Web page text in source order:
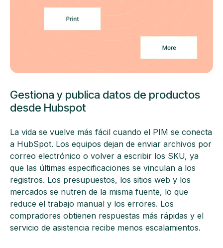
Gestiona y publica datos de productos
desde Hubspot
La vida se vuelve más fácil cuando el PIM se conecta
a HubSpot. Los equipos dejan de enviar archivos por
correo electrónico o volver a escribir los SKU, ya
que las últimas especificaciones se vinculan a los
registros. Los presupuestos, los sitios web y los
mercados se nutren de la misma fuente, lo que
reduce el trabajo manual y los errores. Los
compradores obtienen respuestas más rápidas y el
servicio de asistencia recibe menos escalamientos.